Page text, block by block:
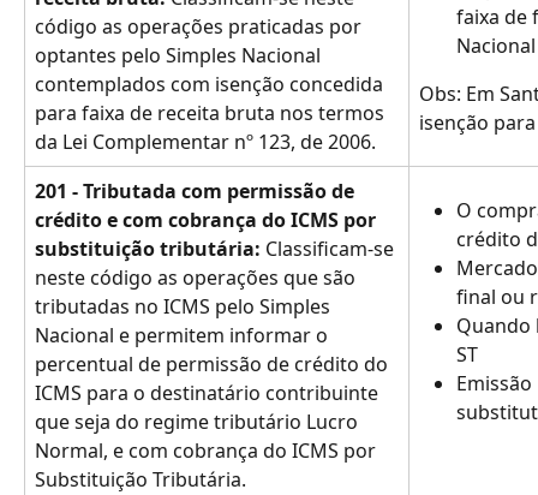
código as operações praticadas por
optantes pelo Simples Nacional
contemplados com isenção concedida
para faixa de receita bruta nos termos
da Lei Complementar nº 123, de 2006.
faixa de
Obs: Em
isenção
201 - Tributada com permissão de
crédito e com cobrança do ICMS por
substituição tributária: Classificam-se
neste código as operações que são
tributadas no ICMS pelo Simples
Nacional e permitem informar o
percentual de permissão de crédito do
ICMS para o destinatário contribuinte
que seja do regime tributário Lucro
Normal, e com cobrança do ICMS por
Substituição Tributária.
O
crédito
final ou
Quando
ST